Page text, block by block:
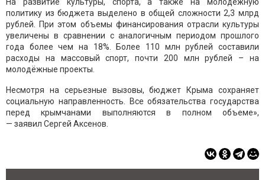
политику из бюджета выделено в общей сложности 2,3 млрд
рублей. При этом объемы финансирования отрасли культуры
увеличены в сравнении с аналогичным периодом прошлого
года более чем на 18%. Более 110 млн рублей составили
расходы на массовый спорт, почти 200 млн рублей – на
молодёжные проекты.
Несмотря на серьезные вызовы, бюджет Крыма сохраняет
социальную направленность. Все обязательства государства
перед крымчанами выполняются в полном объеме»,
— заявил Сергей Аксенов.